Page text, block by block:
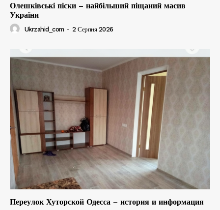
Олешківські піски – найбільший піщаний масив
України
Ukrzahid_com - 2 Серпня 2026
Переулок Хуторской Одесса – история и информация